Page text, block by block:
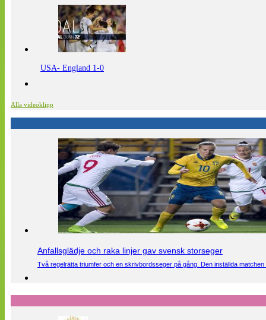
USA- England 1-0
Alla videoklipp
Anfallsglädje och raka linjer gav svensk storseger
Två regelrätta triumfer och en skrivbordsseger på gång. Den inställda